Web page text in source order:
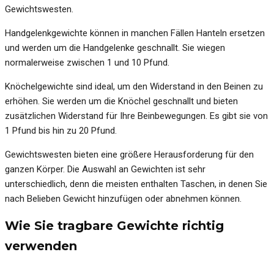
Gewichtswesten.
Handgelenkgewichte können in manchen Fällen Hanteln ersetzen
und werden um die Handgelenke geschnallt. Sie wiegen
normalerweise zwischen 1 und 10 Pfund.
Knöchelgewichte sind ideal, um den Widerstand in den Beinen zu
erhöhen. Sie werden um die Knöchel geschnallt und bieten
zusätzlichen Widerstand für Ihre Beinbewegungen. Es gibt sie von
1 Pfund bis hin zu 20 Pfund.
Gewichtswesten bieten eine größere Herausforderung für den
ganzen Körper. Die Auswahl an Gewichten ist sehr
unterschiedlich, denn die meisten enthalten Taschen, in denen Sie
nach Belieben Gewicht hinzufügen oder abnehmen können.
Wie Sie tragbare Gewichte richtig
verwenden